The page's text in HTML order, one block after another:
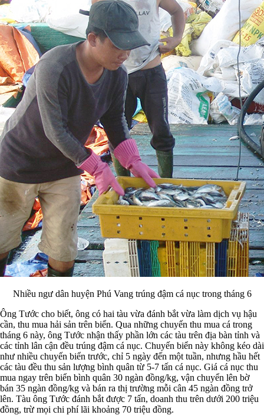
Nhiều ngư dân huyện Phú Vang trúng đậm cá nục trong tháng 6
Ông Tước cho biết, ông có hai tàu vừa đánh bắt vừa làm dịch vụ hậu
cần, thu mua hải sản trên biển. Qua những chuyến thu mua cá trong
tháng 6 này, ông Tước nhận thấy phần lớn các tàu trên địa bàn tỉnh và
các tỉnh lân cận đều trúng đậm cá nục. Chuyến biển này không kéo dài
như nhiều chuyến biển trước, chỉ 5 ngày đến một tuần, nhưng hầu hết
các tàu đều thu sản lượng bình quân từ 5-7 tấn cá nục. Giá cá nục thu
mua ngay trên biển bình quân 30 ngàn đồng/kg, vận chuyển lên bờ
bán 35 ngàn đồng/kg và bán ra thị trường mỗi cân 45 ngàn đồng trở
lên. Tàu ông Tước đánh bắt được 7 tấn, doanh thu trên dưới 200 triệu
đồng, trừ mọi chi phí lãi khoảng 70 triệu đồng.